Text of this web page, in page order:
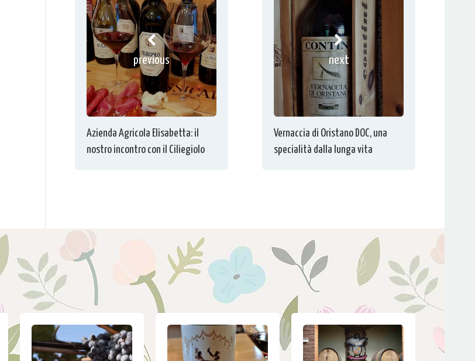
previous
Azienda Agricola Elisabetta: il
nostro incontro con il Ciliegiolo
next
Vernaccia di Oristano DOC, una
specialità dalla lunga vita